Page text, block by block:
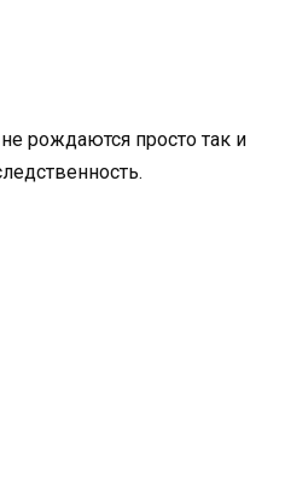
рождаются просто так и